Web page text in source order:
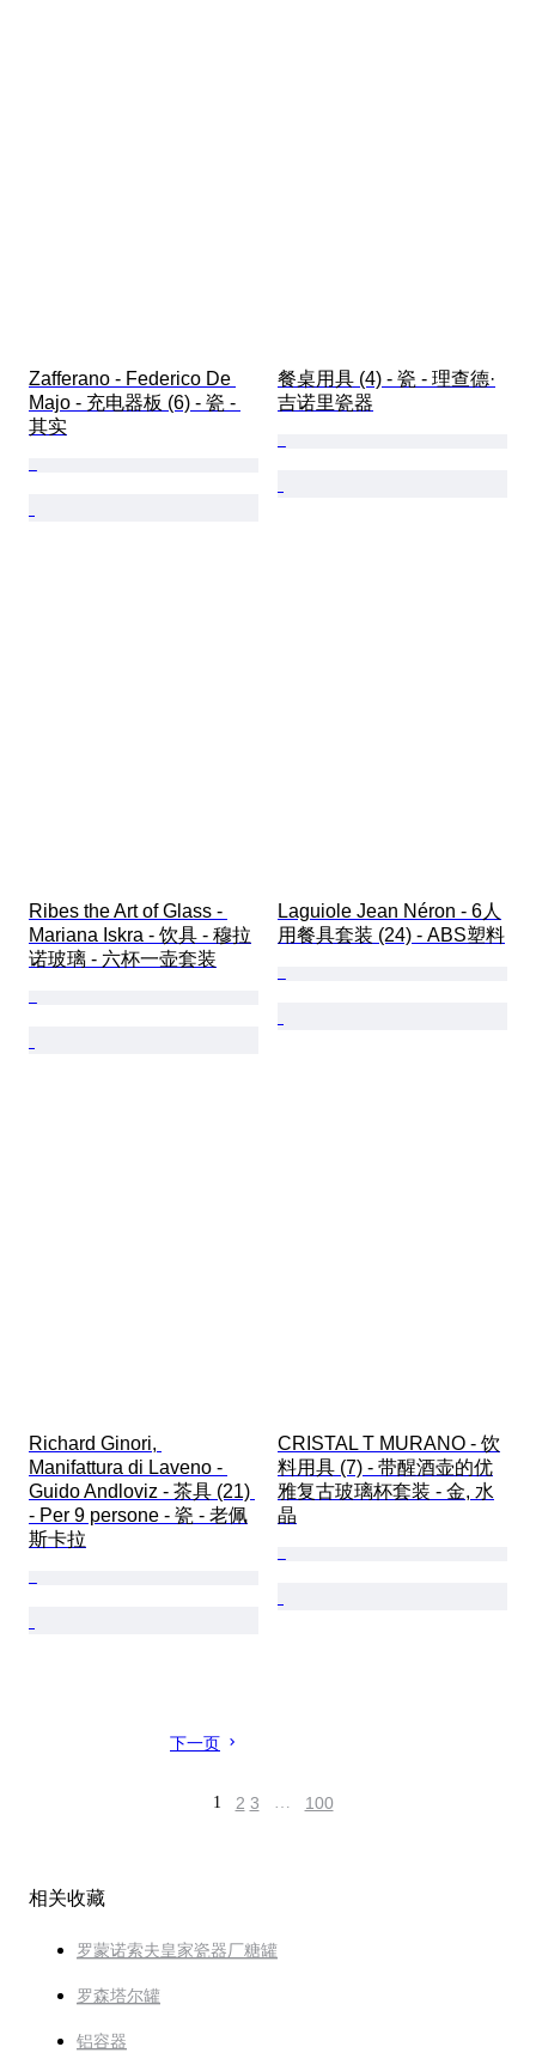
Zafferano - Federico De
Majo - 充电器板 (6) - 瓷 -
其实
餐桌用具 (4) - 瓷 - 理查德·
吉诺里瓷器
Ribes the Art of Glass -
Mariana Iskra - 饮具 - 穆拉
诺玻璃 - 六杯一壶套装
Laguiole Jean Néron - 6人
用餐具套装 (24) - ABS塑料
Richard Ginori,
Manifattura di Laveno -
Guido Andloviz - 茶具 (21)
- Per 9 persone - 瓷 - 老佩
斯卡拉
CRISTAL T MURANO - 饮
料用具 (7) - 带醒酒壶的优
雅复古玻璃杯套装 - 金, 水
晶
下一页
1 2 3 … 100
相关收藏
罗蒙诺索夫皇家瓷器厂糖罐
罗森塔尔罐
铝容器